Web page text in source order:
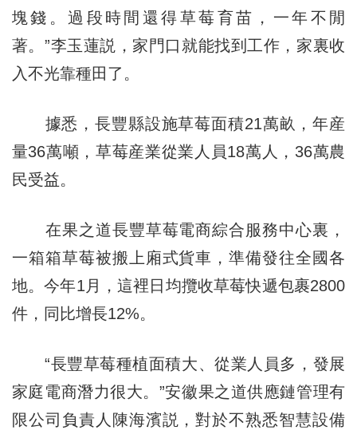
塊錢。過段時間還得草莓育苗，一年不閒
著。”李玉蓮説，家門口就能找到工作，家裏收
入不光靠種田了。
據悉，長豐縣設施草莓面積21萬畝，年産
量36萬噸，草莓産業從業人員18萬人，36萬農
民受益。
在果之道長豐草莓電商綜合服務中心裏，
一箱箱草莓被搬上廂式貨車，準備發往全國各
地。今年1月，這裡日均攬收草莓快遞包裹2800
件，同比增長12%。
“長豐草莓種植面積大、從業人員多，發展
家庭電商潛力很大。”安徽果之道供應鏈管理有
限公司負責人陳海濱説，對於不熟悉智慧設備